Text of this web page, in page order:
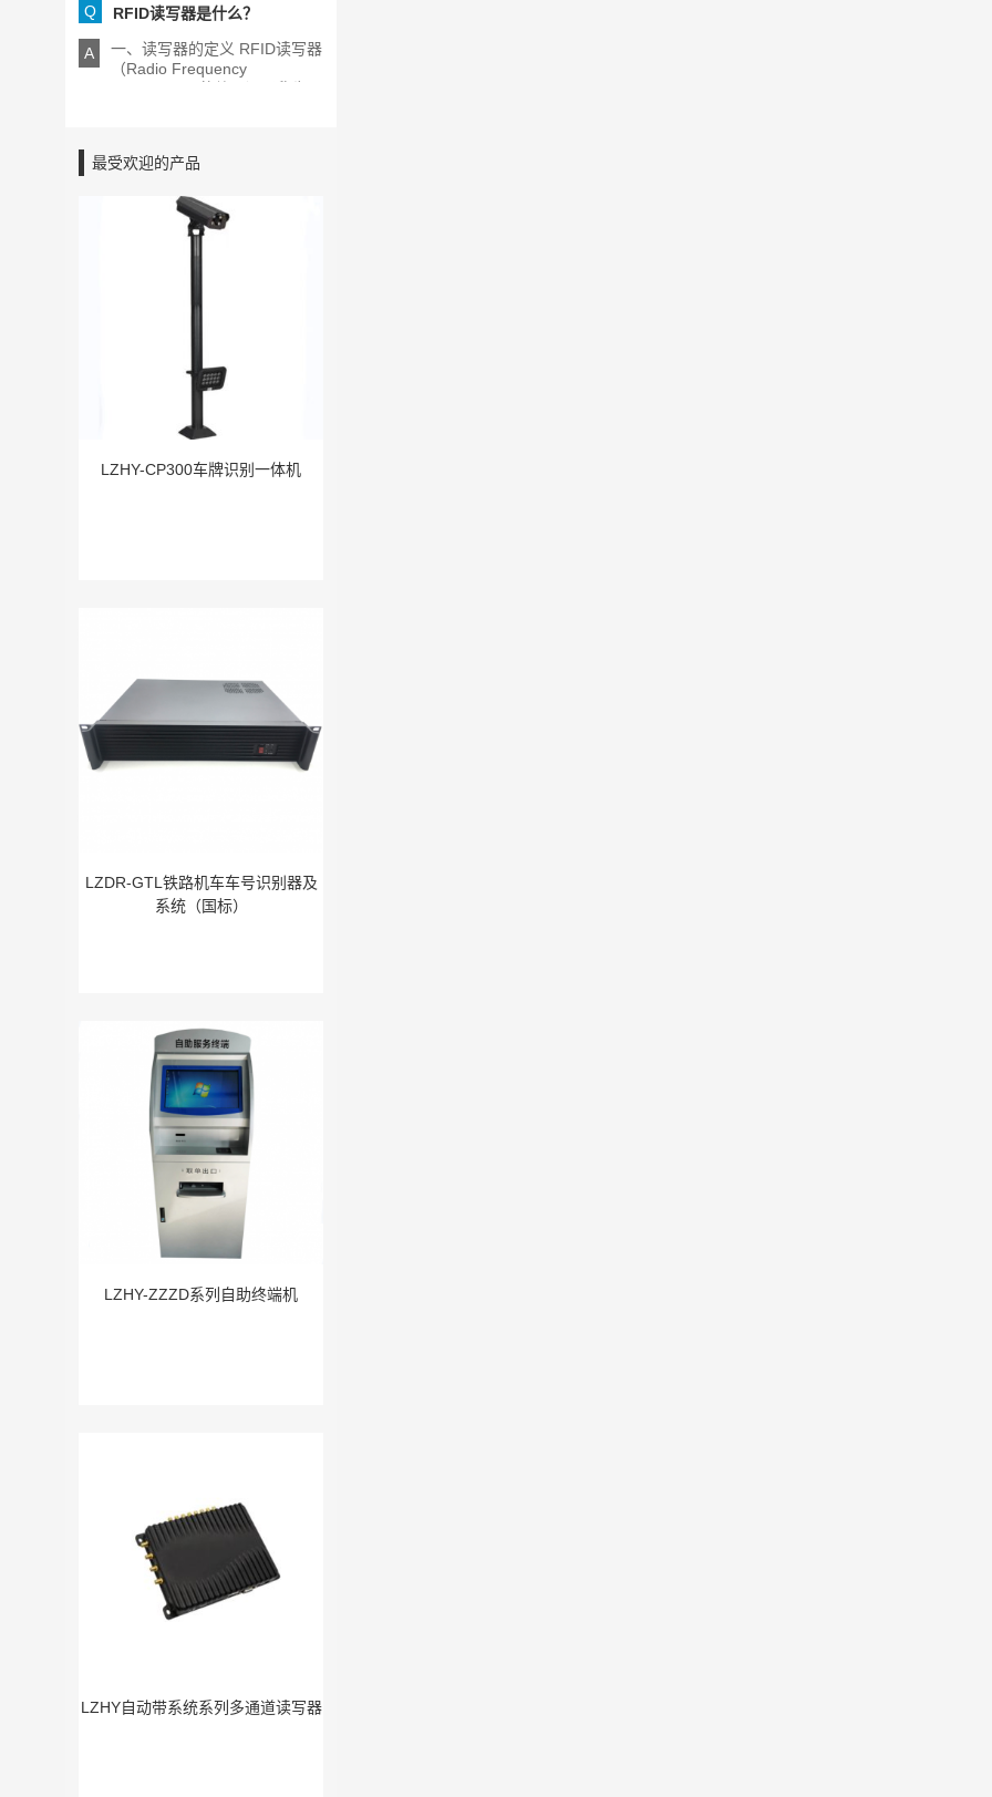
Q
RFID读写器是什么？
A
一、读写器的定义 RFID读写器
（Radio Frequency
Identification的缩写）又称为
最受欢迎的产品
LZHY-CP300车牌识别一体机
LZDR-GTL铁路机车车号识别器及
系统（国标）
LZHY-ZZZD系列自助终端机
LZHY自动带系统系列多通道读写器